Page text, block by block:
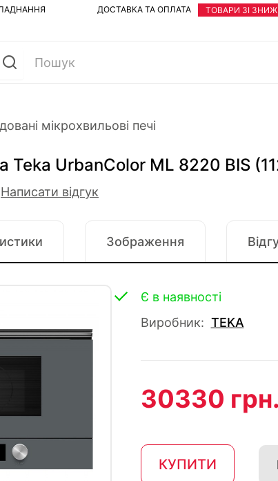
ДОСТАВКА ТА ОПЛАТА ТОВАРИ ЗІ
мікрохвильові печі
Teka UrbanColor ML 8220 BIS
Написати відгук
Зображення
Є в наявності
Виробник: TEKA
30330 грн.
КУПИТИ